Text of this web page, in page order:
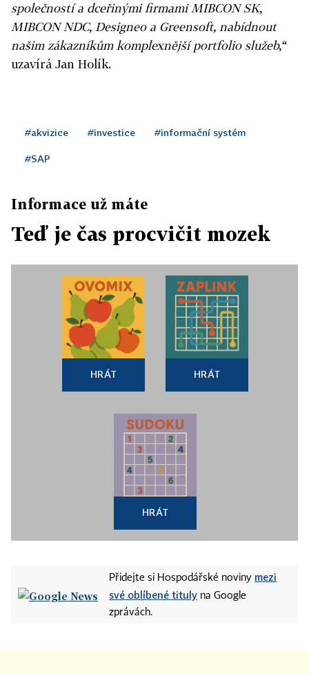
společností a dceřinými firmami MIBCON SK,
MIBCON NDC, Designeo a Greensoft, nabídnout
našim zákazníkům komplexnější portfolio služeb,“
uzavírá Jan Holík.
#akvizice #investice #informační systém
#SAP
Informace už máte
Teď je čas procvičit mozek
HRÁT HRÁT
HRÁT
Přidejte si Hospodářské noviny mezi
své oblíbené tituly na Google
zprávách.